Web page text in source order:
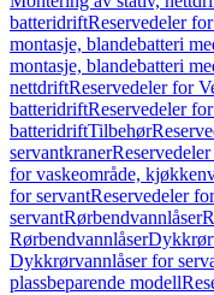
batteridriftReservedeler
montasje, blandebatteri
montasje, blandebatteri
nettdriftReservedeler for
batteridriftReservedeler
batteridriftTilbehør
servantkraner
for vaskeområde,
for servantReservedeler
servantRørbendvannlåser
Rørbendvannlåser
Dykkrørvannlåser for
plassbeparende modell